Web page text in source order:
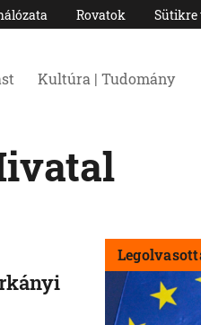
Rovatok Sütikre
Kultúra | Tudomány